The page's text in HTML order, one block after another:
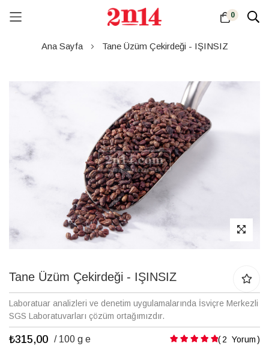
0
Ana Sayfa Tane Üzüm Çekirdeği - IŞINSIZ
galerisinin
galerisinin
atla
Tane Üzüm Çekirdeği - IŞINSIZ
Laboratuar analizleri ve denetim uygulamalarında İsviçre Merkezli
SGS Laboratuvarları çözüm ortağımızdır.
₺315,00 / 100 g e Puanlama: 2 Yorum